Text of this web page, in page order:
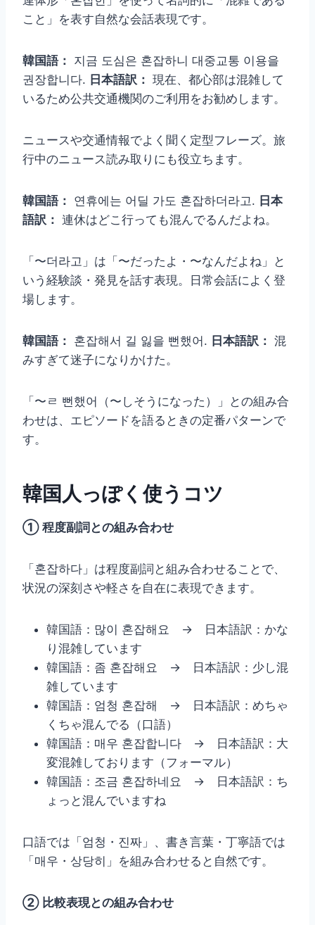
こと」を表す自然な会話表現です。
韓国語： 지금 도심은 혼잡하니 대중교통 이용을
권장합니다. 日本語訳： 現在、都心部は混雑して
いるため公共交通機関のご利用をお勧めします。
ニュースや交通情報でよく聞く定型フレーズ。旅
行中のニュース読み取りにも役立ちます。
韓国語： 연휴에는 어딜 가도 혼잡하더라고. 日本
語訳： 連休はどこ行っても混んでるんだよね。
「〜더라고」は「〜だったよ・〜なんだよね」と
いう経験談・発見を話す表現。日常会話によく登
場します。
韓国語： 혼잡해서 길 잃을 뻔했어. 日本語訳： 混
みすぎて迷子になりかけた。
「〜ㄹ 뻔했어（〜しそうになった）」との組み合
わせは、エピソードを語るときの定番パターンで
す。
韓国人っぽく使うコツ
① 程度副詞との組み合わせ
「혼잡하다」は程度副詞と組み合わせることで、
状況の深刻さや軽さを自在に表現できます。
韓国語：많이 혼잡해요 → 日本語訳：かな
り混雑しています
韓国語：좀 혼잡해요 → 日本語訳：少し混
雑しています
韓国語：엄청 혼잡해 → 日本語訳：めちゃ
くちゃ混んでる（口語）
韓国語：매우 혼잡합니다 → 日本語訳：大
変混雑しております（フォーマル）
韓国語：조금 혼잡하네요 → 日本語訳：ち
ょっと混んでいますね
口語では「엄청・진짜」、書き言葉・丁寧語では
「매우・상당히」を組み合わせると自然です。
② 比較表現との組み合わせ